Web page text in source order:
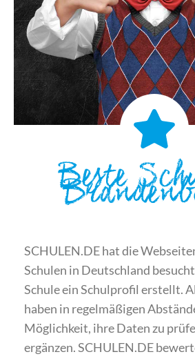
Beste
SCHULEN.DE hat die
Schulen in Deutschland
Schule ein Schulprofil erstellt.
haben in regelmäßigen
Möglichkeit, ihre Daten zu
ergänzen. SCHULEN.DE